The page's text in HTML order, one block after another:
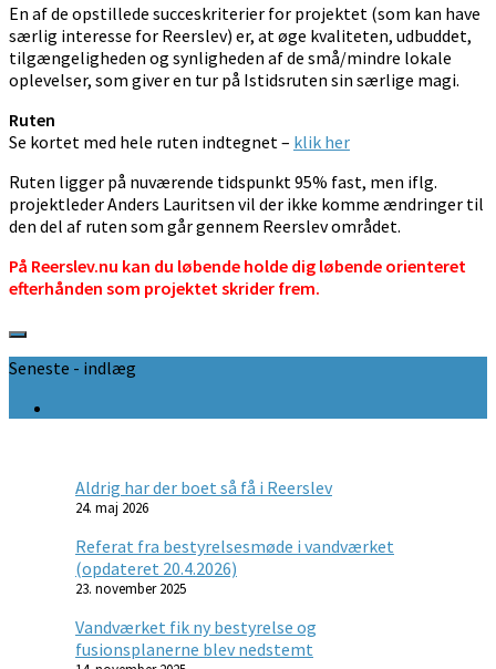
En af de opstillede succeskriterier for projektet (som kan have
særlig interesse for Reerslev) er, at øge kvaliteten, udbuddet,
tilgængeligheden og synligheden af de små/mindre lokale
oplevelser, som giver en tur på Istidsruten sin særlige magi.
Ruten
Se kortet med hele ruten indtegnet – klik her
Ruten ligger på nuværende tidspunkt 95% fast, men iflg.
projektleder Anders Lauritsen vil der ikke komme ændringer til
den del af ruten som går gennem Reerslev området.
På Reerslev.nu kan du løbende holde dig løbende orienteret
efterhånden som projektet skrider frem.
Seneste - indlæg
Aldrig har der boet så få i Reerslev
24. maj 2026
Referat fra bestyrelsesmøde i vandværket
(opdateret 20.4.2026)
23. november 2025
Vandværket fik ny bestyrelse og
fusionsplanerne blev nedstemt